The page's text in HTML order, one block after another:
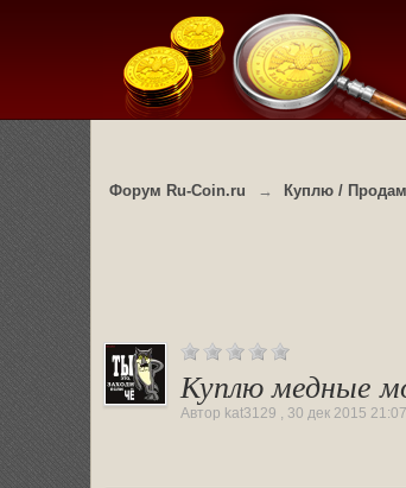
Форум Ru-Coin.ru → Куплю /
Куплю медные
Автор kat3129 , 30 дек 2015 21:07